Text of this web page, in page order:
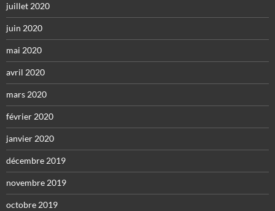
juillet 2020
juin 2020
mai 2020
avril 2020
mars 2020
février 2020
janvier 2020
décembre 2019
novembre 2019
octobre 2019